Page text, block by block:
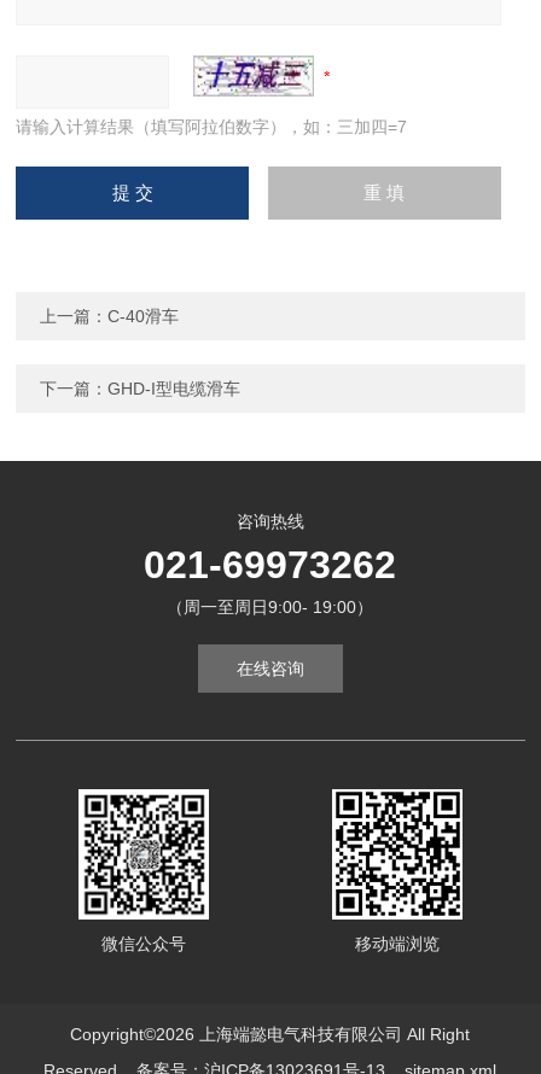
请输入计算结果（填写阿拉伯数字），如：三加四=7
上一篇：C-40滑车
下一篇：GHD-I型电缆滑车
咨询热线
021-69973262
（周一至周日9:00- 19:00）
在线咨询
微信公众号 移动端浏览
Copyright©2026 上海端懿电气科技有限公司 All Right